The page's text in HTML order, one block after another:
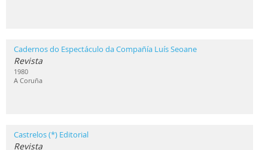
Cadernos do Espectáculo da Compañía Luís Seoane
Revista
1980
A Coruña
Castrelos (*) Editorial
Revista